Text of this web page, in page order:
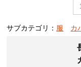
サブカテゴリ： 服 カ